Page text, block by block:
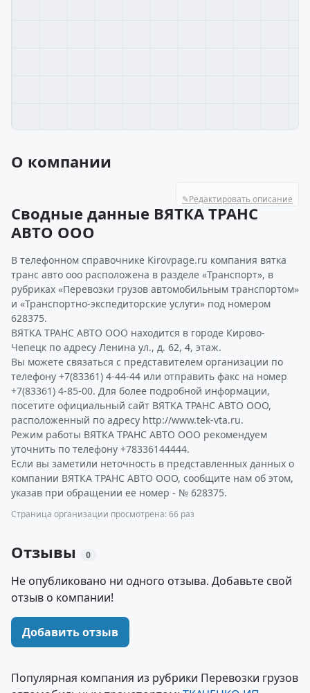
О компании
✎Редактировать описание
Сводные данные ВЯТКА ТРАНС
АВТО ООО
В телефонном справочнике Kirovpage.ru компания вятка
транс авто ооо расположена в разделе «Транспорт», в
рубриках «Перевозки грузов автомобильным транспортом»
и «Транспортно-экспедиторские услуги» под номером
628375.
ВЯТКА ТРАНС АВТО ООО находится в городе Кирово-
Чепецк по адресу Ленина ул., д. 62, 4, этаж.
Вы можете связаться с представителем организации по
телефону +7(83361) 4-44-44 или отправить факс на номер
+7(83361) 4-85-00. Для более подробной информации,
посетите официальный сайт ВЯТКА ТРАНС АВТО ООО,
расположенный по адресу http://www.tek-vta.ru.
Режим работы ВЯТКА ТРАНС АВТО ООО рекомендуем
уточнить по телефону +78336144444.
Если вы заметили неточность в представленных данных о
компании ВЯТКА ТРАНС АВТО ООО, сообщите нам об этом,
указав при обращении ее номер - № 628375.
Страница организации просмотрена: 66 раз
Отзывы 0
Не опубликовано ни одного отзыва. Добавьте свой
отзыв о компании!
Добавить отзыв
Популярная компания из рубрики Перевозки грузов